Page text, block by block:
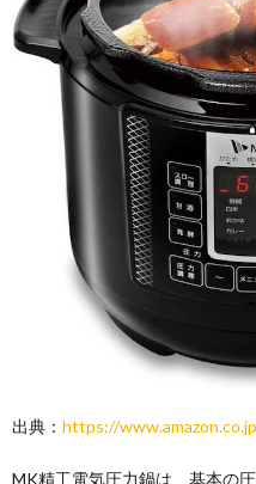
出典： https://www.amazon.co.jp
MK精工電気圧力鍋は、基本の